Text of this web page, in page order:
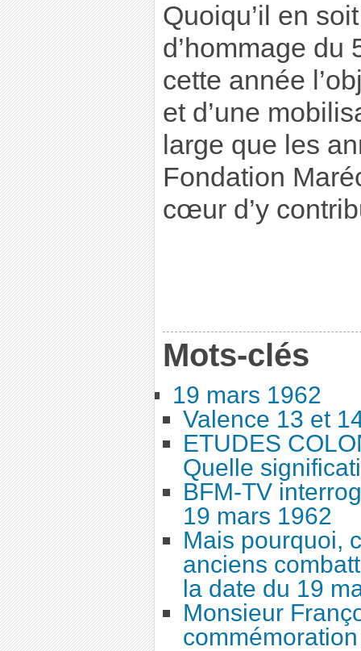
Quoiqu’il en
d’hommage du
cette année
et d’une
large que les
Fondation
cœur d’y
Mots-clés
19 mars 1962
Valence 13 et
ETUDES
Quelle
BFM-TV
19 mars 1962
Mais pourquoi,
anciens
la date du 19
Monsieur